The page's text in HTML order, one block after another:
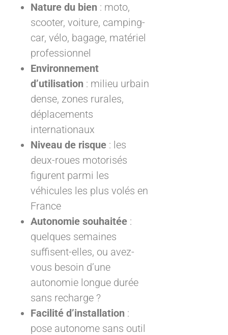
Nature du bien : moto,
scooter, voiture, camping-
car, vélo, bagage, matériel
professionnel
Environnement
d’utilisation : milieu urbain
dense, zones rurales,
déplacements
internationaux
Niveau de risque : les
deux-roues motorisés
figurent parmi les
véhicules les plus volés en
France
Autonomie souhaitée :
quelques semaines
suffisent-elles, ou avez-
vous besoin d’une
autonomie longue durée
sans recharge ?
Facilité d’installation :
pose autonome sans outil